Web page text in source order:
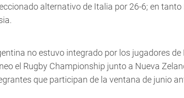
alternativo de Italia por 26-6; en
no estuvo integrado por los jugadores de
el Rugby Championship junto a Nueva
que participan de la ventana de junio